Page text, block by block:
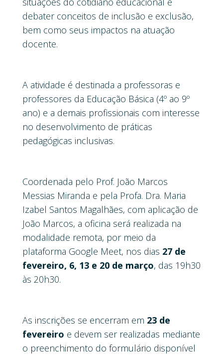
debater conceitos de inclusão e exclusão,
bem como seus impactos na atuação
docente.
A atividade é destinada a professoras e
professores da Educação Básica (4º ao 9º
ano) e a demais profissionais com interesse
no desenvolvimento de práticas
pedagógicas inclusivas.
Coordenada pelo Prof. João Marcos
Messias Miranda e pela Profa. Dra. Maria
Izabel Santos Magalhães, com aplicação de
João Marcos, a oficina será realizada na
modalidade remota, por meio da
plataforma Google Meet, nos dias 27 de
fevereiro, 6, 13 e 20 de março, das 19h30
às 20h30.
As inscrições se encerram em 23 de
fevereiro e devem ser realizadas mediante
o preenchimento do formulário disponível